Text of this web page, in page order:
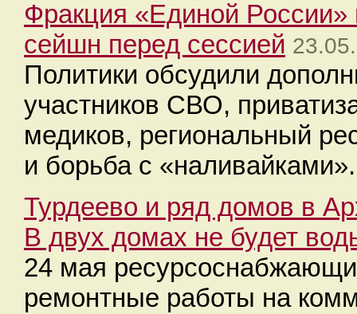
Фракция «Единой
сейшн перед сессией
Политики обсудили
участников СВО,
медиков, региональный
и борьба с «наливайками».
Турдеево и ряд домов в
В двух домах не будет
24 мая
ремонтные работы на